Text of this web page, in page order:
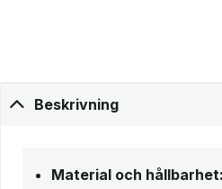
Beskrivning
Material och hållbarhet: